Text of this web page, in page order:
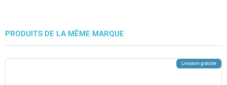
PRODUITS DE LA MÊME MARQUE
Livraison gratuite